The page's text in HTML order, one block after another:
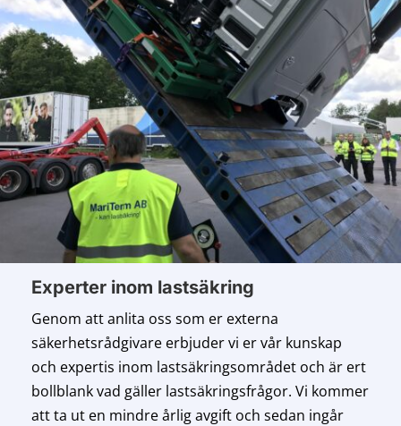
Experter inom lastsäkring
Genom att anlita oss som er externa
säkerhetsrådgivare erbjuder vi er vår kunskap
och expertis inom lastsäkringsområdet och är ert
bollblank vad gäller lastsäkringsfrågor. Vi kommer
att ta ut en mindre årlig avgift och sedan ingår